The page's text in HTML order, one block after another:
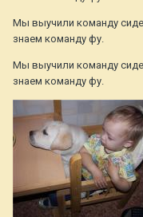
Мы выучили команду
знаем команду фу.
Мы выучили команду
знаем команду фу.